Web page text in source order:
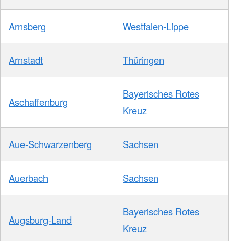
Arnsberg Westfalen-Lippe
Arnstadt Thüringen
Aschaffenburg
Bayerisches Rotes
Kreuz
Aue-Schwarzenberg Sachsen
Auerbach Sachsen
Augsburg-Land
Bayerisches Rotes
Kreuz